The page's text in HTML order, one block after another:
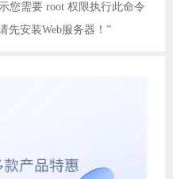
您需要 root 权限执行此命令
先安装Web服务器！”